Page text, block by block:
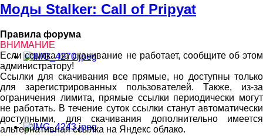
Моды Stalker: Call of Pripyat
Правила форума
ВНИМАНИЕ
Если ссылка на скачивание не работает, сообщите об этом
администратору!
Ссылки для скачивания все прямые, но доступны только
для зарегистрированных пользователей. Также, из-за
ограничения лимита, прямые ссылки периодически могут
не работать. В течение суток ссылки станут автоматически
доступными, для скачивания дополнительно имеется
альтернативная ссылка на Яндекс облако.